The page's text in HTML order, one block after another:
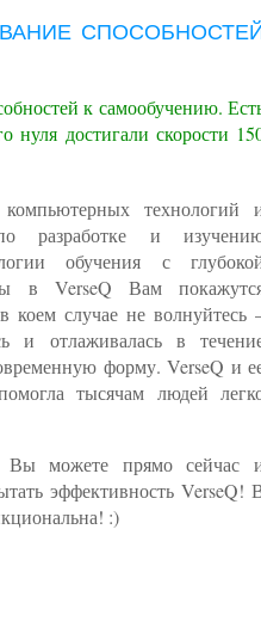
к самообучению.
нуля достигали скорости
технологий
разработке и
обучения с
в VerseQ Вам
случае не волнуйтесь
и отлаживалась в
форму. VerseQ и
тысячам людей
можете прямо сейчас
эффективность VerseQ!
:)